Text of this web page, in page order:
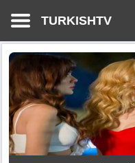
TURKISHTV